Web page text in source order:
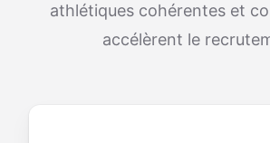
athlétiques cohérentes et
accélèrent le